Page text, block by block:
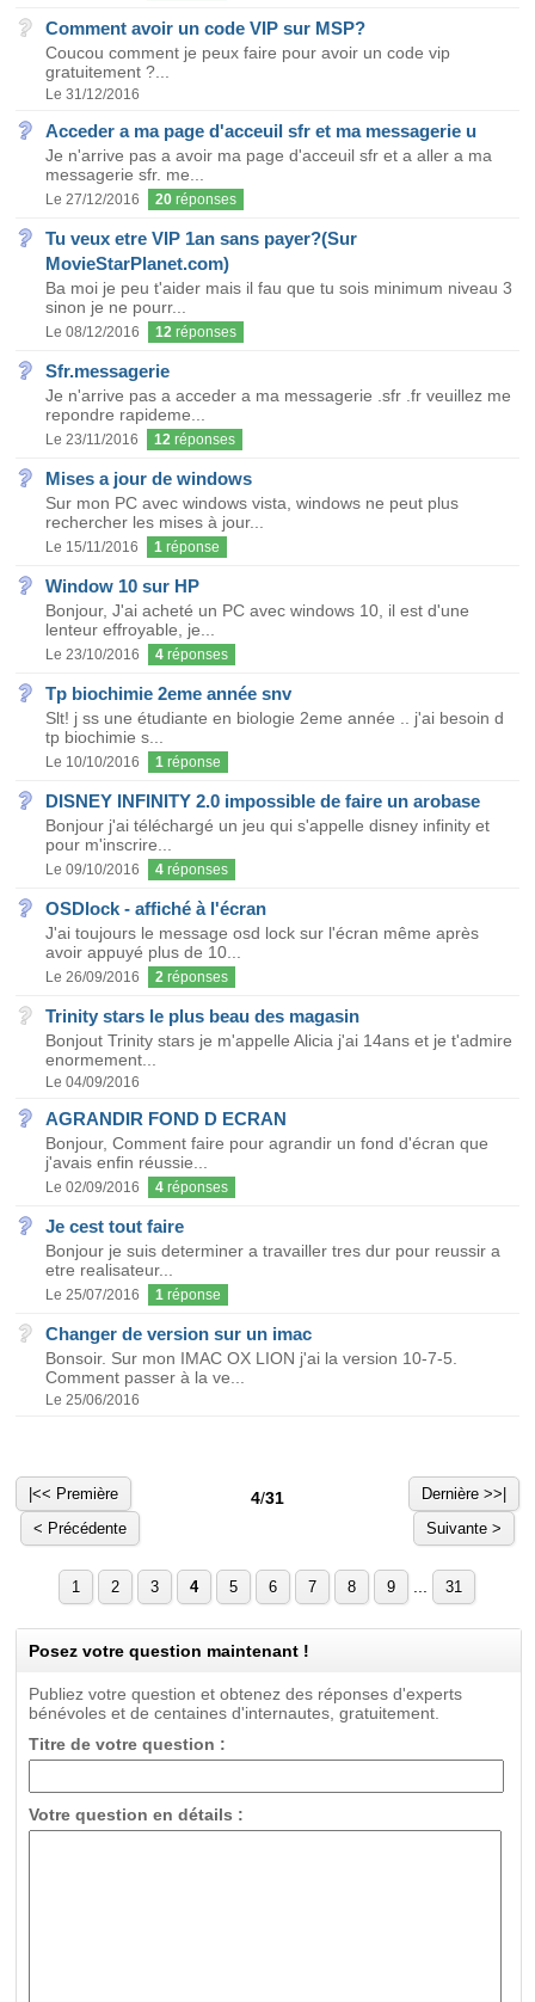
Comment avoir un code VIP sur MSP?
Coucou comment je peux faire pour avoir un code vip
gratuitement ?...
Le 31/12/2016
Acceder a ma page d'acceuil sfr et ma messagerie u
Je n'arrive pas a avoir ma page d'acceuil sfr et a aller a ma
messagerie sfr. me...
Le 27/12/2016 20 réponses
Tu veux etre VIP 1an sans payer?(Sur
MovieStarPlanet.com)
Ba moi je peu t'aider mais il fau que tu sois minimum niveau 3
sinon je ne pourr...
Le 08/12/2016 12 réponses
Sfr.messagerie
Je n'arrive pas a acceder a ma messagerie .sfr .fr veuillez me
repondre rapideme...
Le 23/11/2016 12 réponses
Mises a jour de windows
Sur mon PC avec windows vista, windows ne peut plus
rechercher les mises à jour...
Le 15/11/2016 1 réponse
Window 10 sur HP
Bonjour, J'ai acheté un PC avec windows 10, il est d'une
lenteur effroyable, je...
Le 23/10/2016 4 réponses
Tp biochimie 2eme année snv
Slt! j ss une étudiante en biologie 2eme année .. j'ai besoin d
tp biochimie s...
Le 10/10/2016 1 réponse
DISNEY INFINITY 2.0 impossible de faire un arobase
Bonjour j'ai téléchargé un jeu qui s'appelle disney infinity et
pour m'inscrire...
Le 09/10/2016 4 réponses
OSDlock - affiché à l'écran
J'ai toujours le message osd lock sur l'écran même après
avoir appuyé plus de 10...
Le 26/09/2016 2 réponses
Trinity stars le plus beau des magasin
Bonjout Trinity stars je m'appelle Alicia j'ai 14ans et je t'admire
enormement...
Le 04/09/2016
AGRANDIR FOND D ECRAN
Bonjour, Comment faire pour agrandir un fond d'écran que
j'avais enfin réussie...
Le 02/09/2016 4 réponses
Je cest tout faire
Bonjour je suis determiner a travailler tres dur pour reussir a
etre realisateur...
Le 25/07/2016 1 réponse
Changer de version sur un imac
Bonsoir. Sur mon IMAC OX LION j'ai la version 10-7-5.
Comment passer à la ve...
Le 25/06/2016
|<< Première
< Précédente
4/31
Dernière >>|
Suivante >
1 2 3 4 5 6 7 8 9 31
Posez votre question maintenant !
Publiez votre question et obtenez des réponses d'experts
bénévoles et de centaines d'internautes, gratuitement.
Titre de votre question :
Votre question en détails :